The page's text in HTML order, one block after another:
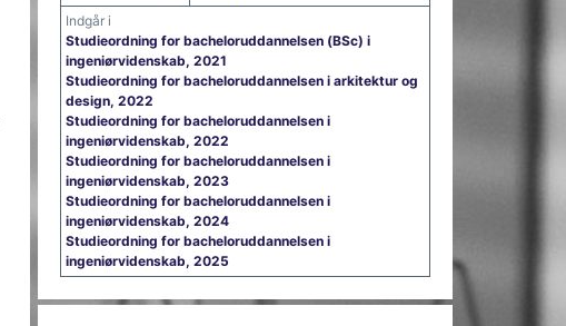
Indgår i
Studieordning for bacheloruddannelsen (BSc) i
ingeniørvidenskab, 2021
Studieordning for bacheloruddannelsen i arkitektur og
design, 2022
Studieordning for bacheloruddannelsen i
ingeniørvidenskab, 2022
Studieordning for bacheloruddannelsen i
ingeniørvidenskab, 2023
Studieordning for bacheloruddannelsen i
ingeniørvidenskab, 2024
Studieordning for bacheloruddannelsen i
ingeniørvidenskab, 2025